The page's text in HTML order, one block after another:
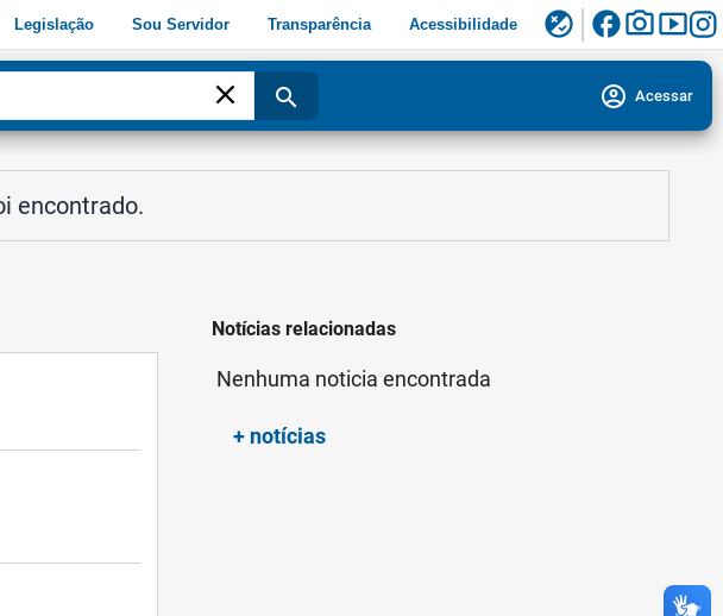
Legislação Sou Servidor Transparência Acessibilidade flaky facebookphoto_camerasmart_display
close search account_circle Acessar
encontrado.
Notícias relacionadas
Nenhuma noticia encontrada
+ notícias